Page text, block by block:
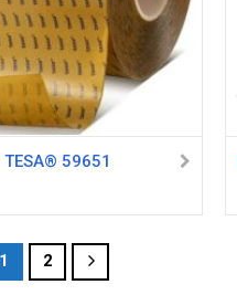
TESA® 59651
1 2